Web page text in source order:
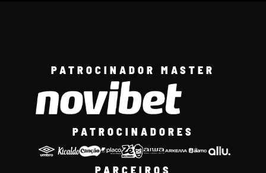
PATROCINADOR MASTER
PATROCINADORES
PARCEIROS